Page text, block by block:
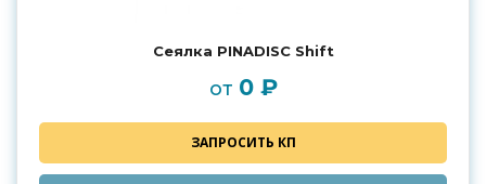
Сеялка PINADISC Shift
от 0 ₽
ЗАПРОСИТЬ КП